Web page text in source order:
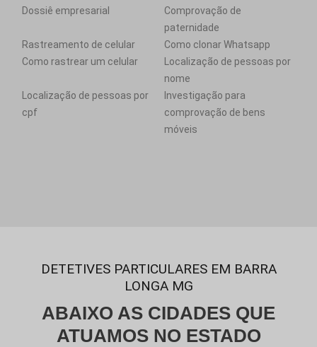
Dossiê empresarial
Comprovação de
paternidade
Rastreamento de celular
Como clonar Whatsapp
Como rastrear um celular
Localização de pessoas por
nome
Localização de pessoas por
cpf
Investigação para
comprovação de bens
móveis
DETETIVES PARTICULARES EM BARRA
LONGA MG
ABAIXO AS CIDADES QUE
ATUAMOS NO ESTADO